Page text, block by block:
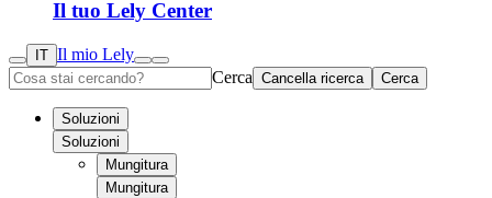
Il tuo Lely Center
IT Il mio Lely
Cerca Cancella ricerca Cerca
Soluzioni
Soluzioni
Mungitura
Mungitura